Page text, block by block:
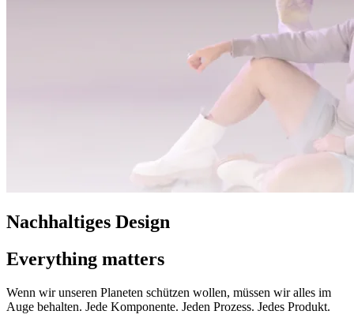
Nachhaltiges Design
Everything matters
Wenn wir unseren Planeten schützen wollen, müssen wir alles im
Auge behalten. Jede Komponente. Jeden Prozess. Jedes Produkt.